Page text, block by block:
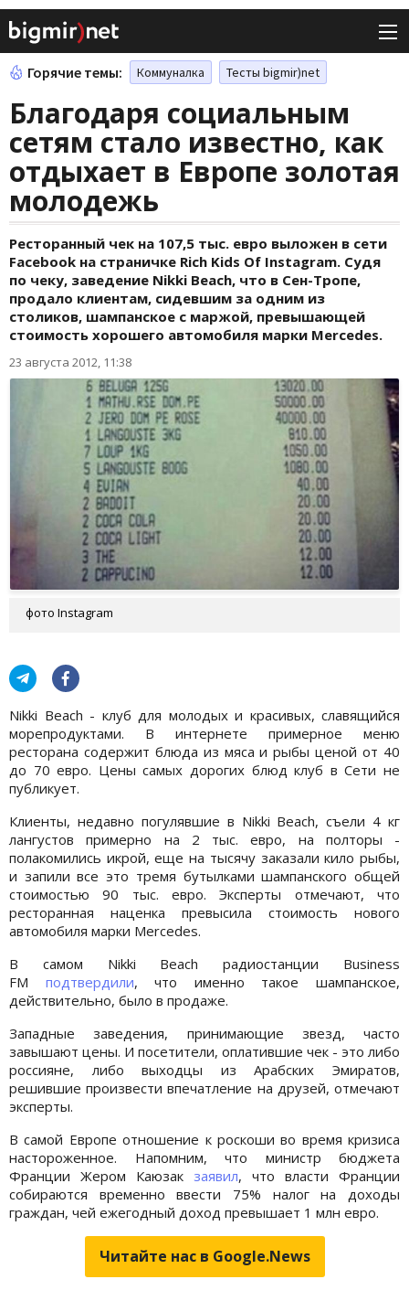
Горячие темы: Коммуналка Тесты bigmir)net
Благодаря социальным
сетям стало известно, как
отдыхает в Европе золотая
молодежь
Ресторанный чек на 107,5 тыс. евро выложен в сети
Facebook на страничке Rich Kids Of Instagram. Судя
по чеку, заведение Nikki Beach, что в Сен-Тропе,
продало клиентам, сидевшим за одним из
столиков, шампанское с маржой, превышающей
стоимость хорошего автомобиля марки Mercedes.
23 августа 2012, 11:38
фото Instagram
Nikki Beach - клуб для молодых и красивых, славящийся
морепродуктами. В интернете примерное меню
ресторана содержит блюда из мяса и рыбы ценой от 40
до 70 евро. Цены самых дорогих блюд клуб в Сети не
публикует.
Клиенты, недавно погулявшие в Nikki Beach, съели 4 кг
лангустов примерно на 2 тыс. евро, на полторы -
полакомились икрой, еще на тысячу заказали кило рыбы,
и запили все это тремя бутылками шампанского общей
стоимостью 90 тыс. евро. Эксперты отмечают, что
ресторанная наценка превысила стоимость нового
автомобиля марки Mercedes.
В самом Nikki Beach радиостанции Business
FM подтвердили, что именно такое шампанское,
действительно, было в продаже.
Западные заведения, принимающие звезд, часто
завышают цены. И посетители, оплатившие чек - это либо
россияне, либо выходцы из Арабских Эмиратов,
решившие произвести впечатление на друзей, отмечают
эксперты.
В самой Европе отношение к роскоши во время кризиса
настороженное. Напомним, что министр бюджета
Франции Жером Каюзак заявил, что власти Франции
собираются временно ввести 75% налог на доходы
граждан, чей ежегодный доход превышает 1 млн евро.
Читайте нас в Google.News